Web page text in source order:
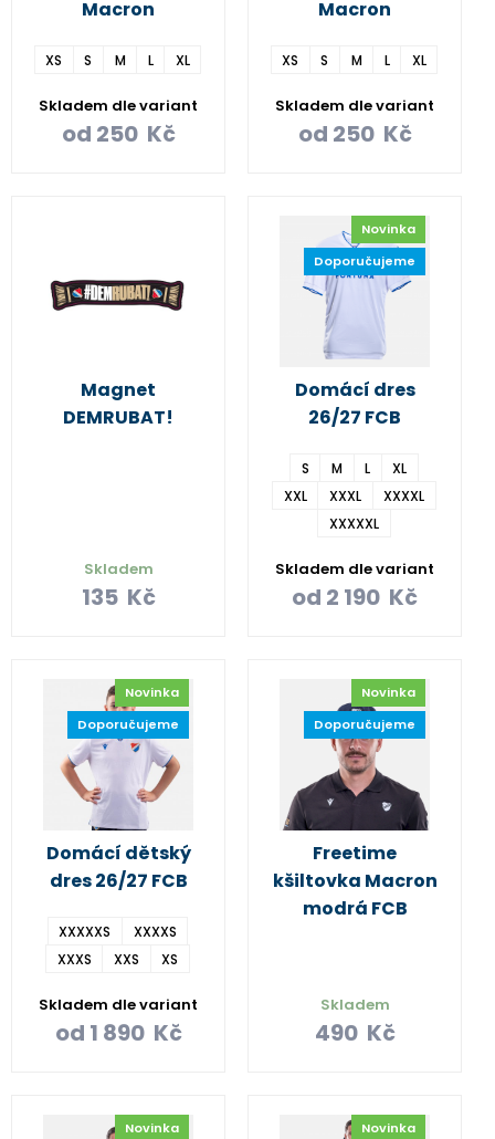
Macron
XS S M L XL
Skladem dle variant
od 250 Kč
Macron
XS S M L XL
Skladem dle variant
od 250 Kč
Magnet
DEMRUBAT!
Skladem
135 Kč
Novinka
Doporučujeme
Domácí dres
26/27 FCB
S M L
XL
XXL
XXXL
XXXXL
XXXXXL
Skladem dle variant
od 2 190 Kč
Novinka
Doporučujeme
Domácí dětský
dres 26/27 FCB
XXXXXS
XXXXS
XXXS
XXS XS
Skladem dle variant
od 1 890 Kč
Novinka
Doporučujeme
Freetime
kšiltovka Macron
modrá FCB
Skladem
490 Kč
Novinka Novinka